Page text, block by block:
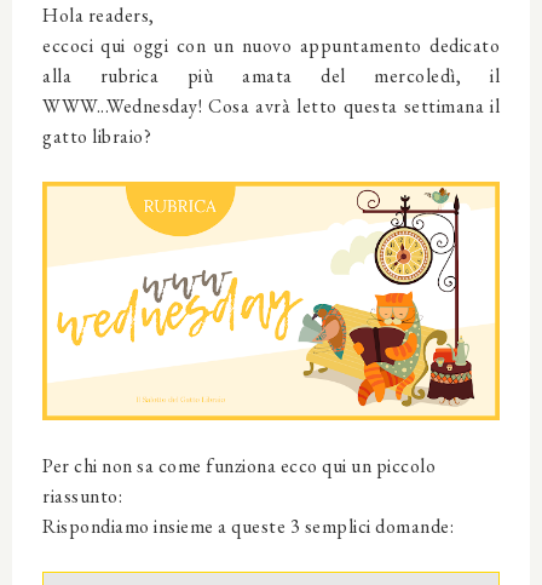
Hola readers,
eccoci qui oggi con un nuovo appuntamento dedicato
alla rubrica più amata del mercoledì, il
WWW...Wednesday! Cosa avrà letto questa settimana il
gatto libraio?
Per chi non sa come funziona ecco qui un piccolo
riassunto:
Rispondiamo insieme a queste 3 semplici domande: